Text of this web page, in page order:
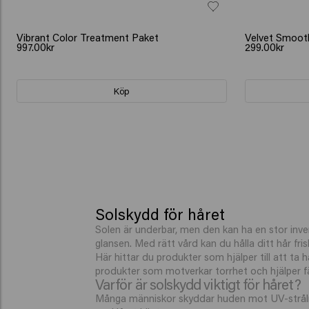
GÅVA: VATTENFLASKA
Vibrant Color Treatment Paket
997.00kr
Köp
Velvet
299.00kr
Solskydd för håret
Solen är underbar, men den kan ha en stor
glansen. Med rätt vård kan du hålla ditt hår
Här hittar du produkter som hjälper till att ta
produkter som motverkar torrhet och hjälper
Varför är solskydd viktigt för håret?
Många människor skyddar huden mot UV-